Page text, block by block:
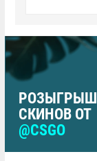
РОЗЫГРЫШ
СКИНОВ ОТ
@CSGO